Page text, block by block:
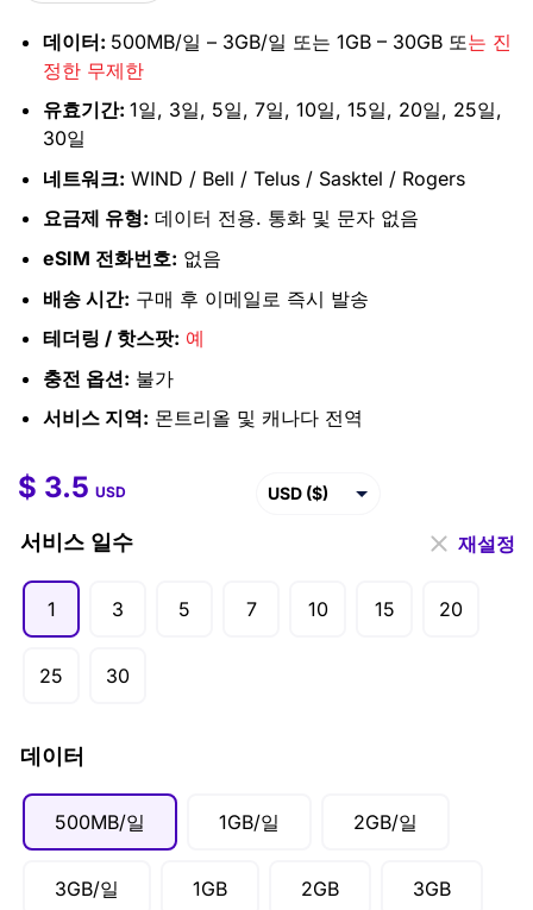
데이터: 500MB/일 – 3GB/일 또는 1GB – 30GB 또는 진
정한 무제한
유효기간: 1일, 3일, 5일, 7일, 10일, 15일, 20일, 25일,
30일
네트워크: WIND / Bell / Telus / Sasktel / Rogers
요금제 유형: 데이터 전용. 통화 및 문자 없음
eSIM 전화번호: 없음
배송 시간: 구매 후 이메일로 즉시 발송
테더링 / 핫스팟: 예
충전 옵션: 불가
서비스 지역: 몬트리올 및 캐나다 전역
$ 3.5 –$ USD ($)
AUD ($)
서비스 일수
1 3 5 7 10 15 20
25 30
데이터
500MB/일 1GB/일 2GB/일
3GB/일 1GB 2GB 3GB
재설정
$ 3.5 USD